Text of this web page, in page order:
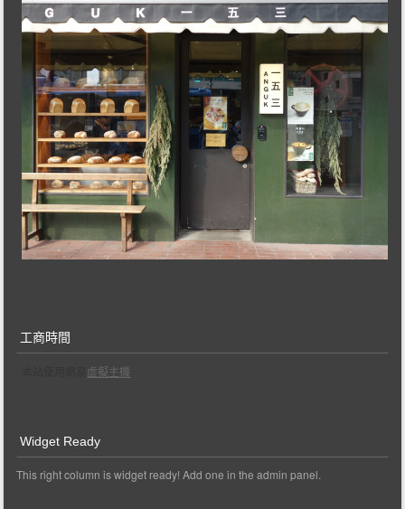
工商時間
虛擬主機
Widget Ready
This right column is widget ready! Add one in the admin panel.